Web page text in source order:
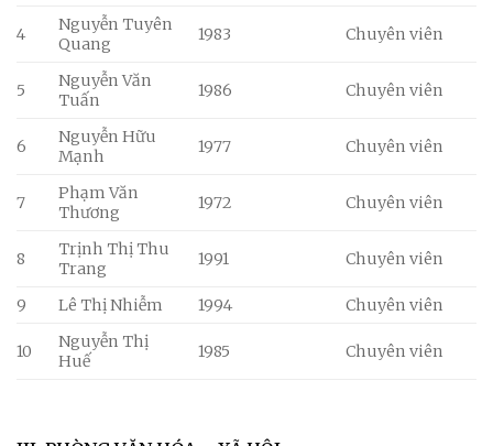
4
Nguyễn Tuyên
Quang
1983 Chuyên viên
5
Nguyễn Văn
Tuấn
1986 Chuyên viên
6
Nguyễn Hữu
Mạnh
1977 Chuyên viên
7
Phạm Văn
Thương
1972 Chuyên viên
8
Trịnh Thị Thu
Trang
1991 Chuyên viên
9 Lê Thị Nhiễm 1994 Chuyên viên
10
Nguyễn Thị
Huế
1985 Chuyên viên